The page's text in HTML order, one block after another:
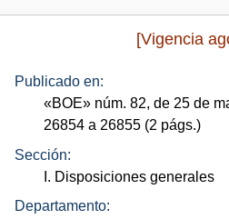
[Vigencia
Publicado en:
«BOE» núm. 82, de 25 de
26854 a 26855 (2 págs.)
Sección:
I. Disposiciones generales
Departamento: